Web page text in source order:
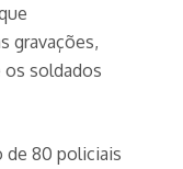
gravações,
os soldados
de 80 policiais